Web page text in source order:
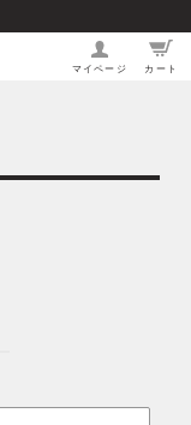
マイページ カート